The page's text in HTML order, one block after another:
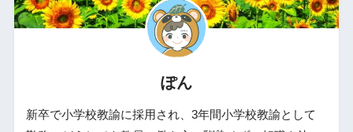
ぽん
新卒で小学校教諭に採用され、3年間小学校教諭として